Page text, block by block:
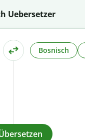
Uebersetzer
Bosnisch